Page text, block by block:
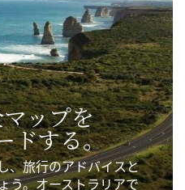
ップを​
ドする。
、旅行のアドバイスと
う。オーストラリアで